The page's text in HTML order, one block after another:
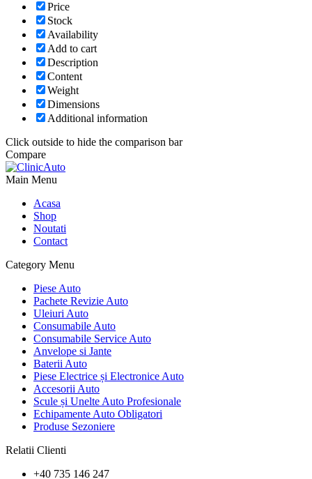
Price
Stock
Availability
Add to cart
Description
Content
Weight
Dimensions
Additional information
Click outside to hide the comparison bar
Compare
Main Menu
Acasa
Shop
Noutati
Contact
Category Menu
Piese Auto
Pachete Revizie Auto
Uleiuri Auto
Consumabile Auto
Consumabile Service Auto
Anvelope si Jante
Baterii Auto
Piese Electrice și Electronice Auto
Accesorii Auto
Scule și Unelte Auto Profesionale
Echipamente Auto Obligatori
Produse Sezoniere
Relatii Clienti
+40 735 146 247